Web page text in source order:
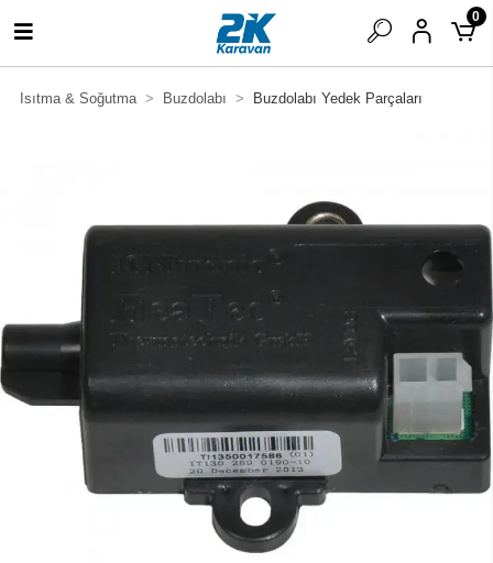
0
Isıtma & Soğutma Buzdolabı Buzdolabı Yedek Parçaları